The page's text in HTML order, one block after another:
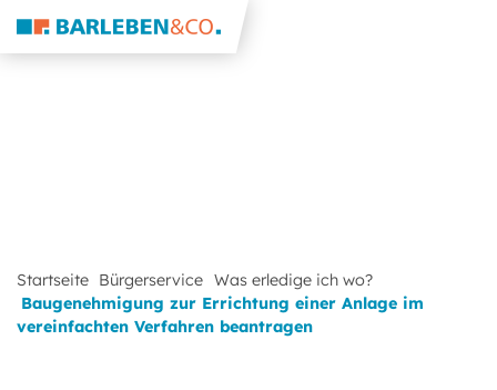
Startseite Bürgerservice Was erledige ich wo?
Baugenehmigung zur Errichtung einer Anlage im
vereinfachten Verfahren beantragen